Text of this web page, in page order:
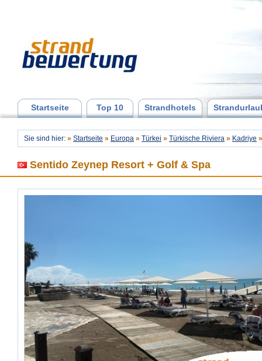
Startseite Top 10 Strandhotels
Sie sind hier: » Startseite » Europa » Türkei » Türkische Riviera » Kadriye
Sentido Zeynep Resort + Golf & Spa